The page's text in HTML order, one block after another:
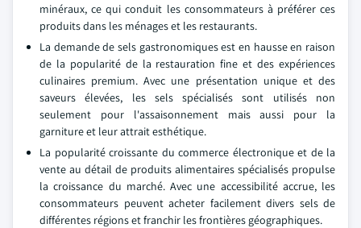
minéraux, ce qui conduit les consommateurs à préférer ces
produits dans les ménages et les restaurants.
La demande de sels gastronomiques est en hausse en raison
de la popularité de la restauration fine et des expériences
culinaires premium. Avec une présentation unique et des
saveurs élevées, les sels spécialisés sont utilisés non
seulement pour l'assaisonnement mais aussi pour la
garniture et leur attrait esthétique.
La popularité croissante du commerce électronique et de la
vente au détail de produits alimentaires spécialisés propulse
la croissance du marché. Avec une accessibilité accrue, les
consommateurs peuvent acheter facilement divers sels de
différentes régions et franchir les frontières géographiques.